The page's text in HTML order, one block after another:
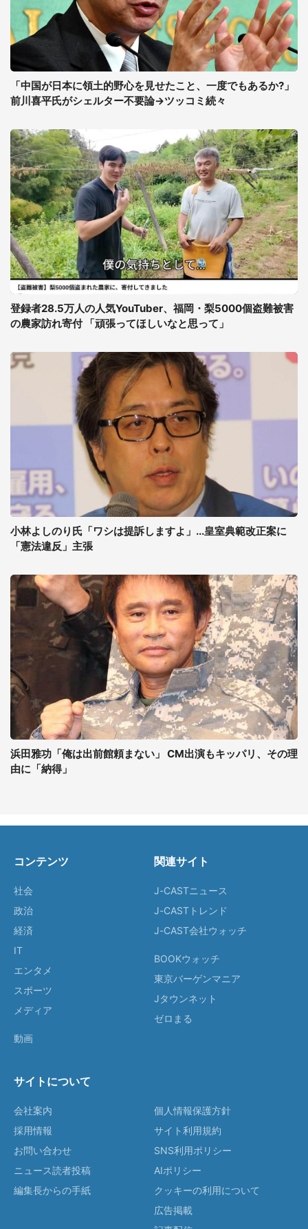
「中国が日本に領土的野心を見せたこと、一度でもあるか?」
前川喜平氏がシェルター不要論→ツッコミ続々
登録者28.5万人の人気YouTuber、福岡・梨5000個盗難被害
の農家訪れ寄付 「頑張ってほしいなと思って」
小林よしのり氏「ワシは提訴しますよ」...皇室典範改正案に
「憲法違反」主張
浜田雅功「俺は出前館頼まない」 CM出演もキッパリ、その理
由に「納得」
コンテンツ
社会
政治
経済
IT
エンタメ
スポーツ
メディア
動画
関連サイト
J-CASTニュース
J-CASTトレンド
J-CAST会社ウォッチ
BOOKウォッチ
東京バーゲンマニア
Jタウンネット
ゼロまる
サイトについて
会社案内
採用情報
お問い合わせ
ニュース読者投稿
編集長からの手紙
個人情報保護方針
サイト利用規約
SNS利用ポリシー
AIポリシー
クッキーの利用について
広告掲載